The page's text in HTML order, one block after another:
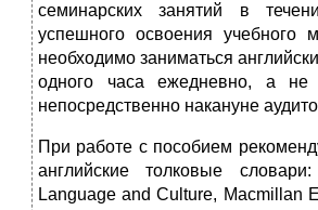
семинарских занятий в
успешного освоения учебного
необходимо заниматься
одного часа ежедневно, а
непосредственно накануне
При работе с пособием
английские толковые
Language and Culture, Macmillan